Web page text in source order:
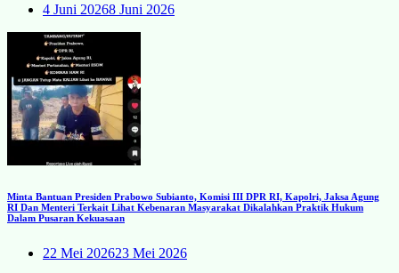
4 Juni 20268 Juni 2026
Minta Bantuan Presiden Prabowo Subianto, Komisi III DPR RI, Kapolri, Jaksa Agung
RI Dan Menteri Terkait Lihat Kebenaran Masyarakat Dikalahkan Praktik Hukum
Dalam Pusaran Kekuasaan
22 Mei 202623 Mei 2026